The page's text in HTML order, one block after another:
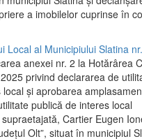
a imobilelor cuprinse în
Local al Municipiului Slatina
anexei nr. 2 la Hotărârea
privind declararea de
şi aprobarea
publică de interes local
Cartier Eugen
Olt”, situat în municipiul